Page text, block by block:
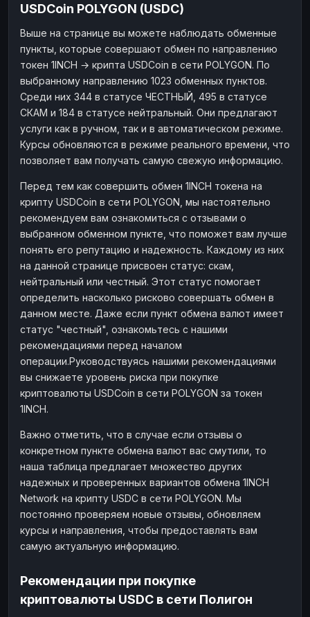
Наличные RUB
Наличные USD
Наличные KZT
Наличные
Наличные
Наличные
USDCoin POLYGON (USDC)
Выше на странице вы можете наблюдать обменные
пункты, которые совершают обмен по направлению
токен 1INCH → крипта USDCoin в сети POLYGON. По
выбранному направлению 1023 обменных пунктов.
Среди них 344 в статусе ЧЕСТНЫЙ, 495 в статусе
СКАМ и 184 в статусе нейтральный. Они предлагают
услуги как в ручном, так и в автоматическом режиме.
Курсы обновляются в режиме реального времени, что
позволяет вам получать самую свежую информацию.
Перед тем как совершить обмен 1INCH токена на
крипту USDCoin в сети POLYGON, мы настоятельно
рекомендуем вам ознакомиться с отзывами о
выбранном обменном пункте, что поможет вам лучше
понять его репутацию и надежность. Каждому из них
на данной странице присвоен статус: скам,
нейтральный или честный. Этот статус помогает
определить насколько рисково совершать обмен в
данном месте. Даже если пункт обмена валют имеет
статус "честный", ознакомьтесь с нашими
рекомендациями перед началом
операции.Руководствуясь нашими рекомендациями
вы снижаете уровень риска при покупке
криптовалюты USDCoin в сети POLYGON за токен
1INCH.
Важно отметить, что в случае если отзывы о
конкретном пункте обмена валют вас смутили, то
наша таблица предлагает множество других
надежных и проверенных вариантов обмена 1INCH
Network на крипту USDC в сети POLYGON. Мы
постоянно проверяем новые отзывы, обновляем
курсы и направления, чтобы предоставлять вам
самую актуальную информацию.
Рекомендации при покупке
криптовалюты USDC в сети Полигон